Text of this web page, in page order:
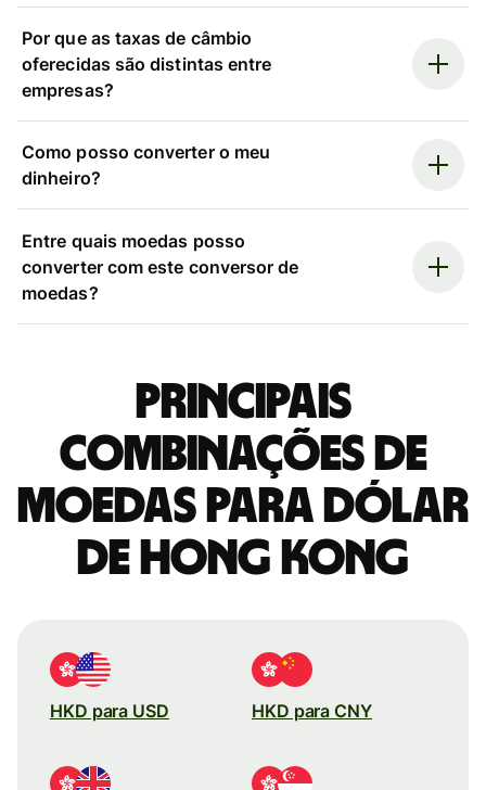
Por que as taxas de câmbio
oferecidas são distintas entre
empresas?
Como posso converter o meu
dinheiro?
Entre quais moedas posso
converter com este conversor de
moedas?
Principais
combinações de
moedas para Dólar
de Hong Kong
HKD para USD HKD para CNY